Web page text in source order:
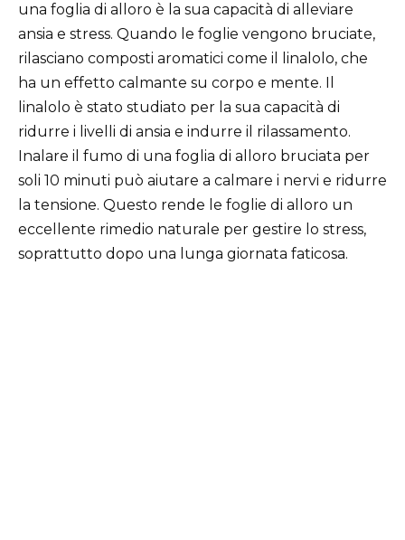
una foglia di alloro è la sua capacità di alleviare
ansia e stress. Quando le foglie vengono bruciate,
rilasciano composti aromatici come il linalolo, che
ha un effetto calmante su corpo e mente. Il
linalolo è stato studiato per la sua capacità di
ridurre i livelli di ansia e indurre il rilassamento.
Inalare il fumo di una foglia di alloro bruciata per
soli 10 minuti può aiutare a calmare i nervi e ridurre
la tensione. Questo rende le foglie di alloro un
eccellente rimedio naturale per gestire lo stress,
soprattutto dopo una lunga giornata faticosa.